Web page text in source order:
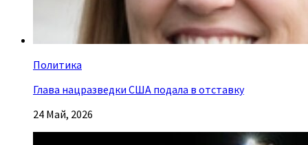
Политика
Глава нацразведки США подала в отставку
24 Май, 2026